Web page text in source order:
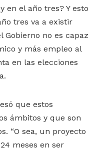
en el año tres? Y esto
tres va a existir
Gobierno no es capaz
y más empleo al
en las elecciones
que estos
ámbitos y que son
“O sea, un proyecto
meses en ser